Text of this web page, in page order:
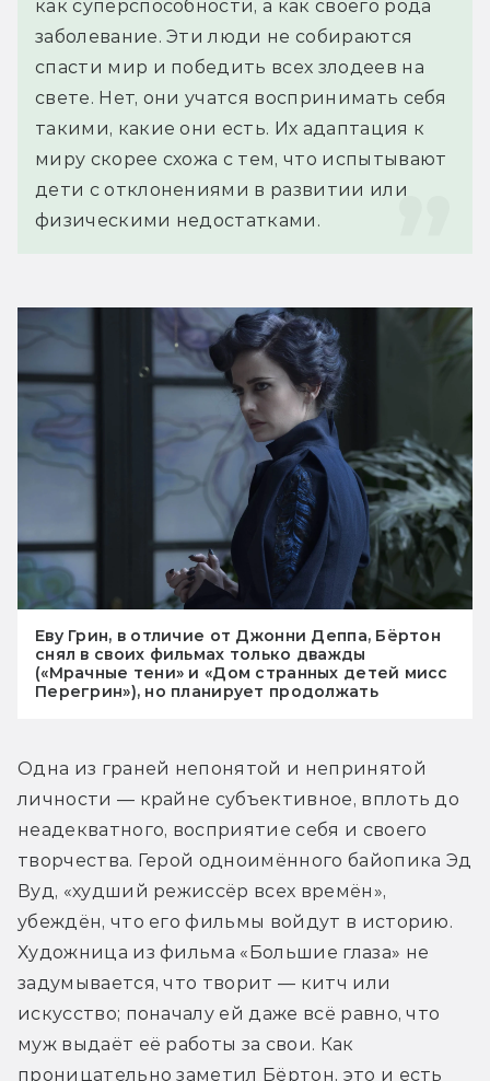
как суперспособности, а как своего рода
заболевание. Эти люди не собираются
спасти мир и победить всех злодеев на
свете. Нет, они учатся воспринимать себя
такими, какие они есть. Их адаптация к
миру скорее схожа с тем, что испытывают
дети с отклонениями в развитии или
физическими недостатками.
Еву Грин, в отличие от Джонни Деппа, Бёртон
снял в своих фильмах только дважды
(«Мрачные тени» и «Дом странных детей мисс
Перегрин»), но планирует продолжать
Одна из граней непонятой и непринятой
личности — крайне субъективное, вплоть до
неадекватного, восприятие себя и своего
творчества. Герой одноимённого байопика Эд
Вуд, «худший режиссёр всех времён»,
убеждён, что его фильмы войдут в историю.
Художница из фильма «Большие глаза» не
задумывается, что творит — китч или
искусство; поначалу ей даже всё равно, что
муж выдаёт её работы за свои. Как
проницательно заметил Бёртон, это и есть